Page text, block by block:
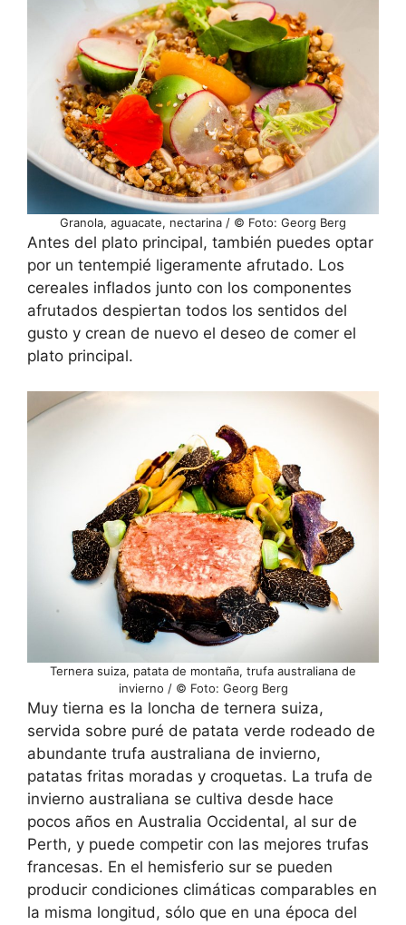
Granola, aguacate, nectarina / © Foto: Georg Berg
Antes del plato principal, también puedes optar
por un tentempié ligeramente afrutado. Los
cereales inflados junto con los componentes
afrutados despiertan todos los sentidos del
gusto y crean de nuevo el deseo de comer el
plato principal.
Ternera suiza, patata de montaña, trufa australiana de
invierno / © Foto: Georg Berg
Muy tierna es la loncha de ternera suiza,
servida sobre puré de patata verde rodeado de
abundante trufa australiana de invierno,
patatas fritas moradas y croquetas. La trufa de
invierno australiana se cultiva desde hace
pocos años en Australia Occidental, al sur de
Perth, y puede competir con las mejores trufas
francesas. En el hemisferio sur se pueden
producir condiciones climáticas comparables en
la misma longitud, sólo que en una época del